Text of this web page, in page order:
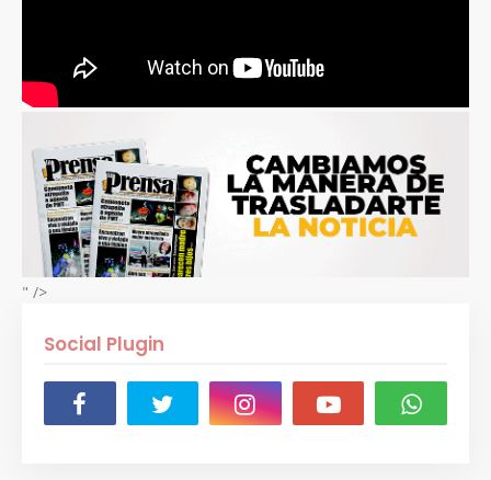
" />
Social Plugin